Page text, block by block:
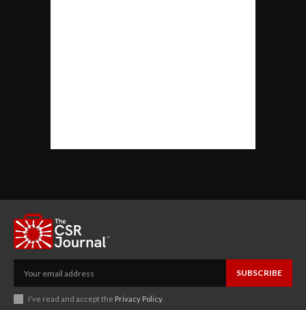
SUBSCRIBE
I've read and accept the Privacy Policy.